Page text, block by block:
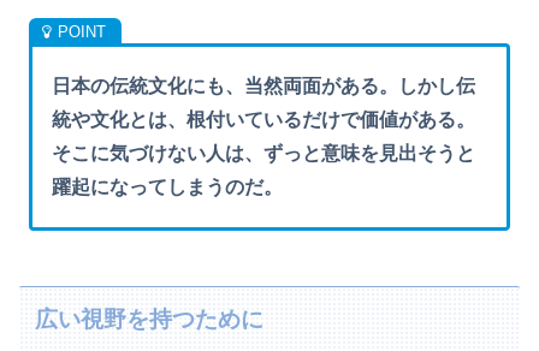
日本の伝統文化にも、当然両面がある。しかし伝
統や文化とは、根付いているだけで価値がある。
そこに気づけない人は、ずっと意味を見出そうと
躍起になってしまうのだ。
広い視野を持つために